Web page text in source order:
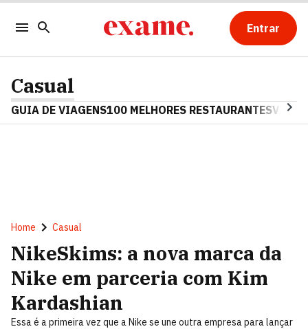
Entrar
Casual
GUIA DE VIAGENS100 MELHORES RESTAURANTES
Home Casual
NikeSkims: a nova marca da
Nike em parceria com Kim
Kardashian
Essa é a primeira vez que a Nike se une outra empresa para lançar